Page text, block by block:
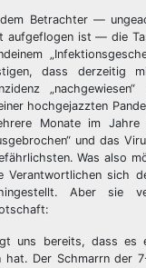
Betrachter —
aufgeflogen ist — die
dass derzeitig
hochgejazzten
Monate im
und das
Was also
Verantwortlichen sich
Aber sie
uns bereits, dass es
hat. Der Schmarrn der